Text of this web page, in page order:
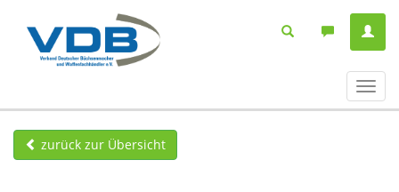
ein-/
zurück zur Übersicht